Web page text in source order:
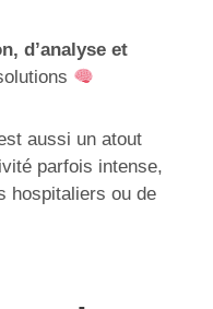
d’analyse et
aussi un atout
parfois intense,
hospitaliers ou de